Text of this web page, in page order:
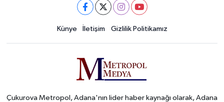
Künye İletişim Gizlilik Politikamız
Çukurova Metropol, Adana'nın lider haber kaynağı olarak, Adana